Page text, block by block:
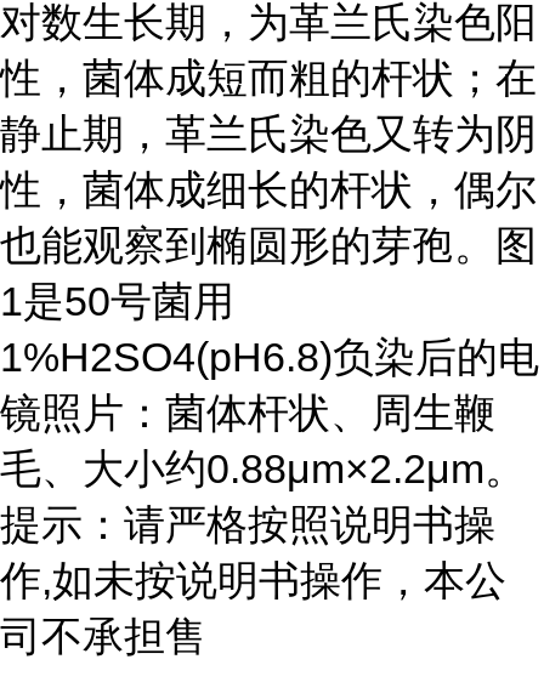
对数生长期，为革兰氏染色阳
性，菌体成短而粗的杆状；在
静止期，革兰氏染色又转为阴
性，菌体成细长的杆状，偶尔
也能观察到椭圆形的芽孢。图
1是50号菌用
1%H2SO4(pH6.8)负染后的电
镜照片：菌体杆状、周生鞭
毛、大小约0.88μm×2.2μm。
提示：请严格按照说明书操
作,如未按说明书操作，本公
司不承担售